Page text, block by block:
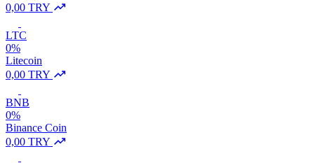
0,00 TRY
LTC
0%
Litecoin
0,00 TRY
BNB
0%
Binance Coin
0,00 TRY